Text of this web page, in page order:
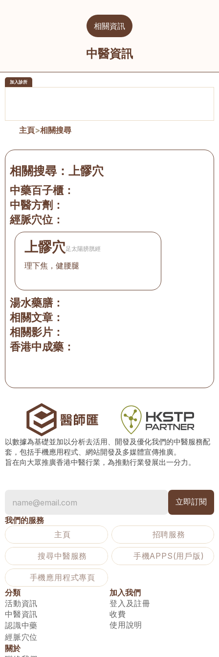
相關資訊
中醫資訊
加入診所
主頁>相關搜尋
相關搜尋： 上髎穴
中藥百子櫃：
中醫方劑：
經脈穴位：
上髎穴 足太陽膀胱經
理下焦，健腰腿
湯水藥膳：
相關文章：
相關影片：
香港中成藥：
以數據為基礎並加以分析去活用、開發及優化我們的中醫服務配
套，包括手機應用程式、網站開發及多媒體宣傳推廣。
旨在向大眾推廣香港中醫行業，為推動行業發展出一分力。
我們的服務
主頁
招聘服務
搜尋中醫服務 手機APPS(用戶版)
手機應用程式專頁
分類
活動資訊
中醫資訊
認識中藥
經脈穴位
加入我們
登入及註冊
收費
使用說明
關於